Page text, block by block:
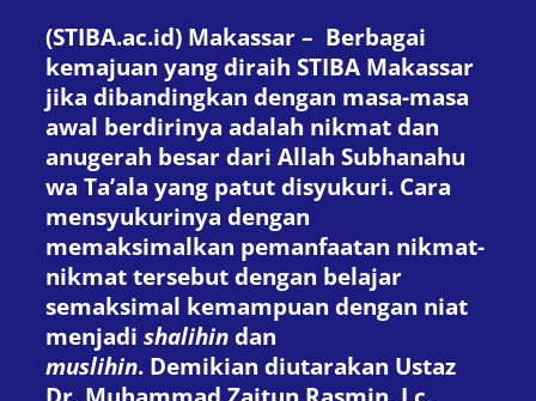
(STIBA.ac.id) Makassar – Berbagai
kemajuan yang diraih STIBA Makassar
jika dibandingkan dengan masa-masa
awal berdirinya adalah nikmat dan
anugerah besar dari Allah Subhanahu
wa Ta’ala yang patut disyukuri. Cara
mensyukurinya dengan
memaksimalkan pemanfaatan nikmat-
nikmat tersebut dengan belajar
semaksimal kemampuan dengan niat
menjadi shalihin dan
muslihin. Demikian diutarakan Ustaz